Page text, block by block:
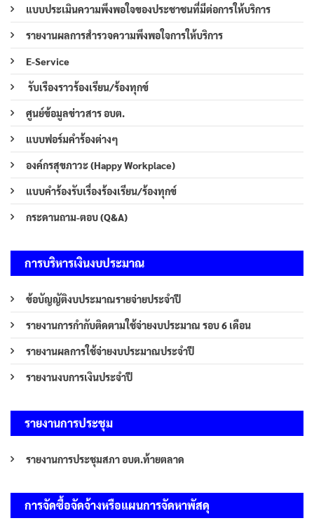
แบบประเมินความพึงพอใจของประชาชนที่มีต่อการให้บริการ
รายงานผลการสำรวจความพึงพอใจการให้บริการ
E-Service
รับเรืองราวร้องเรียน/ร้องทุกข์
ศูนย์ข้อมูลข่าวสาร อบต.
แบบฟอร์มคำร้องต่างๆ
องค์กรสุขภาวะ (Happy Workplace)
แบบคำร้องรับเรื่องร้องเรียน/ร้องทุกข์
กระดานถาม-ตอบ (Q&A)
การบริหารเงินงบประมาณ
ข้อบัญญัติงบประมาณรายจ่ายประจำปี
รายงานการกำกับติดตามใช้จ่ายงบประมาณ รอบ 6 เดือน
รายงานผลการใช้จ่ายงบประมาณประจำปี
รายงานงบการเงินประจำปี
รายงานการประชุม
รายงานการประชุมสภา อบต.ท้ายตลาด
การจัดซื้อจัดจ้างหรือแผนการจัดหาพัสดุ